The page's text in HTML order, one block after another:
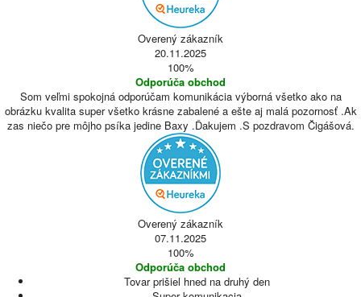
Overený zákazník
20.11.2025
100%
Odporúča obchod
Som veľmi spokojná odporúčam komunikácia výborná všetko ako na
obrázku kvalita super všetko krásne zabalené a ešte aj malá pozornosť .Ak
zas niečo pre môjho psíka jedine Baxy .Ďakujem .S pozdravom Čigášová.
Overený zákazník
07.11.2025
100%
Odporúča obchod
Tovar prišiel hned na druhý den